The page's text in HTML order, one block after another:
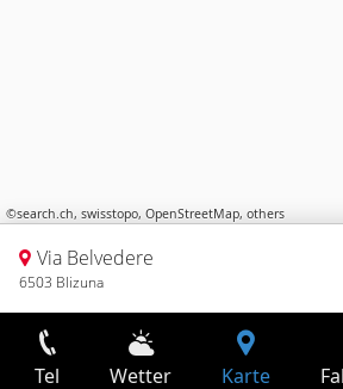
©search.ch, swisstopo, OpenStreetMap, others
Via Belvedere
6503 Blizuna
Tel Wetter Karte